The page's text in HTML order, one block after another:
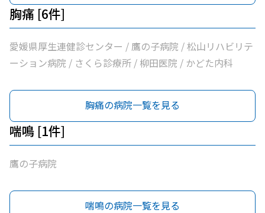
胸痛 [6件]
愛媛県厚生連健診センター / 鷹の子病院 / 松山リハビリテ
ーション病院 / さくら診療所 / 柳田医院 / かどた内科
胸痛の病院一覧を見る
喘鳴 [1件]
鷹の子病院
喘鳴の病院一覧を見る